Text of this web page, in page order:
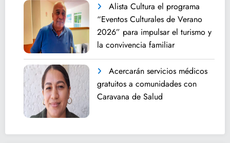
Alista Cultura el programa
“Eventos Culturales de Verano
2026” para impulsar el turismo y
la convivencia familiar
Acercarán servicios médicos
gratuitos a comunidades con
Caravana de Salud